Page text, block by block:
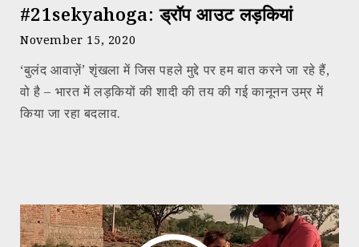
#21sekyahoga: ड्रॉप आउट लड़कियां
November 15, 2020
‘बुलंद आवाज़ें’ शृंखला में जिस पहले मुद्दे पर हम बात करने जा रहे हैं,
वो है – भारत में लड़कियों की शादी की तय की गई कानूनन उम्र में
किया जा रहा बदलाव.